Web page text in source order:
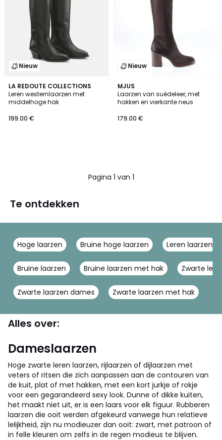
Nieuw
LA REDOUTE COLLECTIONS
Leren westernlaarzen met
middelhoge hak
199.00 €
Nieuw
MJUS
Laarzen van suèdeleer, met
hakken en vierkante neus
179.00 €
Pagina 1 van 1
Te ontdekken
Hoge laarzen Bruine hoge laarzen Leren laarzen
Bruine laarzen Bruine laarzen met hak Zwarte
Zwarte laarzen dames Zwarte laarzen met hak
Alles over:
Dameslaarzen
Hoge zwarte leren laarzen, rijlaarzen of dijlaarzen met
veters of ritsen die zich aanpassen aan de contouren van
de kuit, plat of met hakken, met een kort jurkje of rokje
voor een gegarandeerd sexy look. Dunne of dikke kuiten,
het maakt niet uit, er is een laars voor elk figuur. Rubberen
laarzen die ooit werden afgekeurd vanwege hun relatieve
lelijkheid, zijn nu modieuzer dan ooit: zwart, met patroon of
in felle kleuren om zelfs in de regen modieus te blijven.